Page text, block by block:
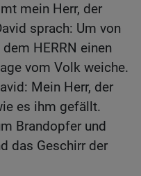
mein Herr, der
sprach: Um von
HERRN einen
vom Volk weiche.
Mein Herr, der
es ihm gefällt.
Brandopfer und
das Geschirr der